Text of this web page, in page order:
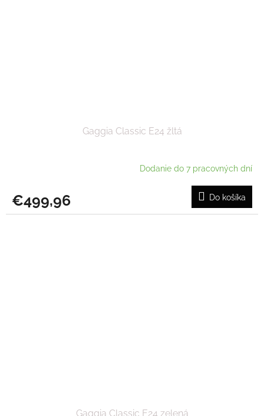
Gaggia Classic E24 žltá
Dodanie do 7 pracovných dní
€499,96 Do košíka
Gaggia Classic E24 zelená